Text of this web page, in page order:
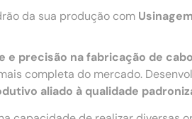
da sua produção com
e precisão na fabricação de
completa do mercado.
aliado à qualidade